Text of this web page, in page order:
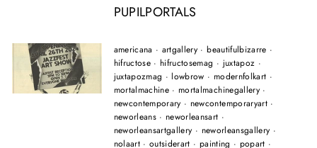
PUPILPORTALS
americana · artgallery ·beautifulbizarre ·
hifructose · hifructosemag · juxtapoz ·
juxtapozmag · lowbrow · modernfolkart ·
mortalmachine · mortalmachinegallery·
newcontemporary · newcontemporaryart·
neworleans · neworleansart ·
neworleansartgallery · neworleansgallery ·
nolaart ·outsiderart · painting · popart ·